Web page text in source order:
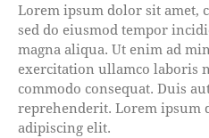
Lorem ipsum dolor sit amet,
sed do eiusmod tempor
magna aliqua. Ut enim ad
exercitation ullamco laboris
commodo consequat. Duis
reprehenderit. Lorem ipsum
adipiscing elit.